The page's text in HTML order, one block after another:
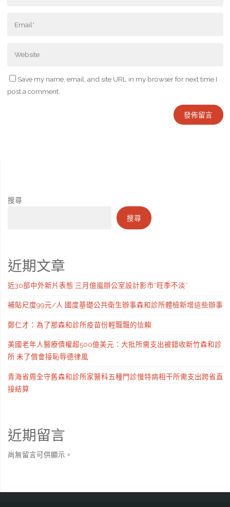
Save my name, email, and site URL in my browser for next time I
post a comment.
搜尋
搜尋
近期文章
近30部中外新片表態 三月億嵐辦公室設計影市“旺季不淡”
補貼尺度99元/人 國度基礎公共衛生辦事森和診所體檢新增這些辦事
鄭仁才：為了那森和診所疫苗份輕飄飄的信賴
美國老年人醫療債權超500億美元：大批所需支出被錯收新竹森和診
所 未了償會接恥辱德律風
青海省周全守舊森和診所家醫科五種門診慢特病相干所需支出跨省直
接結算
近期留言
尚無留言可供顯示。